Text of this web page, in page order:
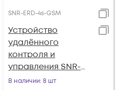
SNR-ERD-4s-GSM
Устройство
удалённого
контроля и
управления SNR-
ERD-4s-GSM
В наличии: 8 шт